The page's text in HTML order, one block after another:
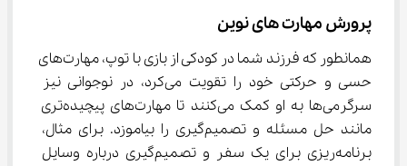
پرورش مهارت ‌های نوین
همانطور که فرزند شما در کودکی از بازی با توپ، مهارت‌های
حسی و حرکتی خود را تقویت می‌کرد، در نوجوانی نیز
سرگرمی‌ها به او کمک می‌کنند تا مهارت‌های پیچیده‌تری
مانند حل مسئله و تصمیم‌گیری را بیاموزد. برای مثال،
برنامه‌ریزی برای یک سفر و تصمیم‌گیری درباره وسایل